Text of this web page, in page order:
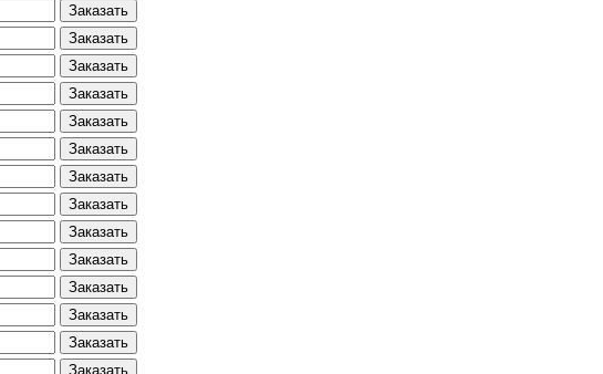
Заказать
Заказать
Заказать
Заказать
Заказать
Заказать
Заказать
Заказать
Заказать
Заказать
Заказать
Заказать
Заказать
Заказать